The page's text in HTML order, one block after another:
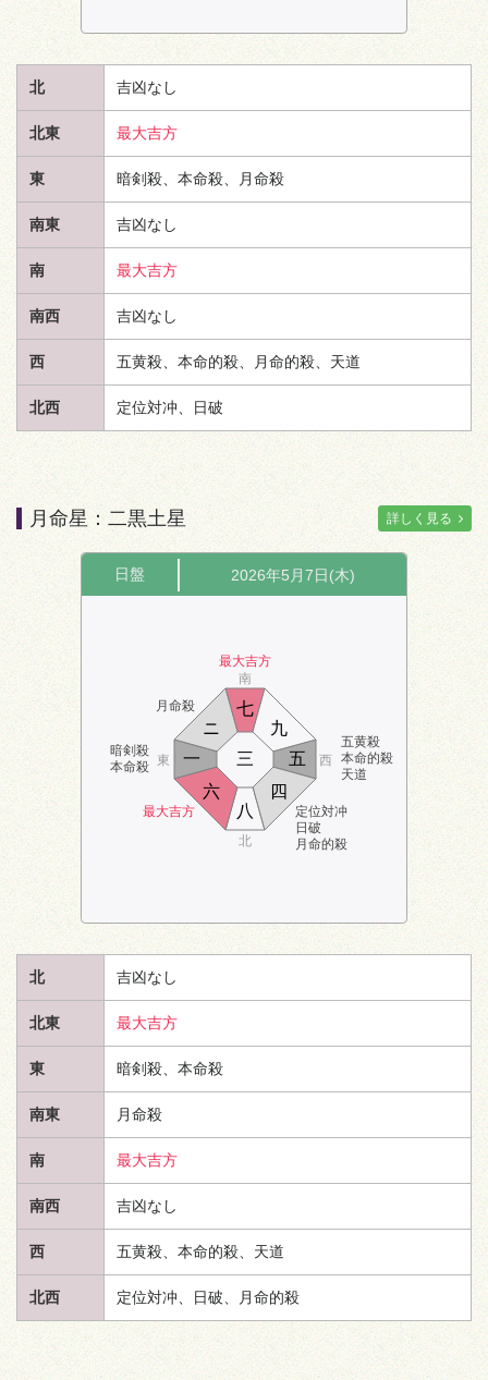
北 吉凶なし
北東 最大吉方
東 暗剣殺、本命殺、月命殺
南東 吉凶なし
南 最大吉方
南西 吉凶なし
西 五黄殺、本命的殺、月命的殺、 天道
北西 定位対冲、日破
月命星：二黒土星 詳しく見る
日盤 2026年5月7日(木)
月命殺
最大吉方
暗剣殺
本命殺
五黄殺
本命的殺
天道
最大吉方
定位対冲
日破
月命的殺
南
北
東 西
八
九
一
ニ
三
四
五
六
七
北 吉凶なし
北東 最大吉方
東 暗剣殺、本命殺
南東 月命殺
南 最大吉方
南西 吉凶なし
西 五黄殺、本命的殺、 天道
北西 定位対冲、日破、月命的殺